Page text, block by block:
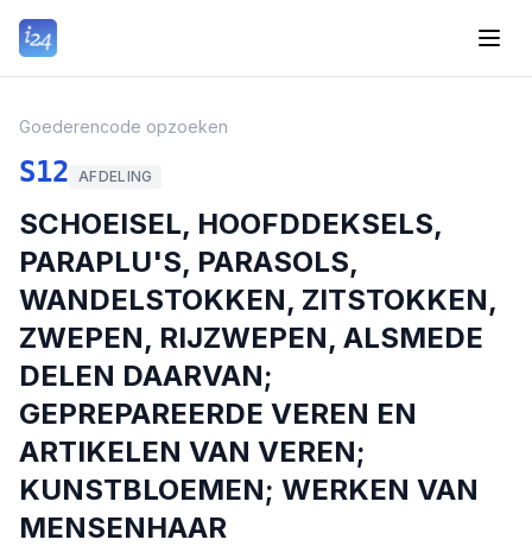
Goederencode opzoeken
S12 AFDELING
SCHOEISEL, HOOFDDEKSELS,
PARAPLU'S, PARASOLS,
WANDELSTOKKEN, ZITSTOKKEN,
ZWEPEN, RIJZWEPEN, ALSMEDE
DELEN DAARVAN;
GEPREPAREERDE VEREN EN
ARTIKELEN VAN VEREN;
KUNSTBLOEMEN; WERKEN VAN
MENSENHAAR